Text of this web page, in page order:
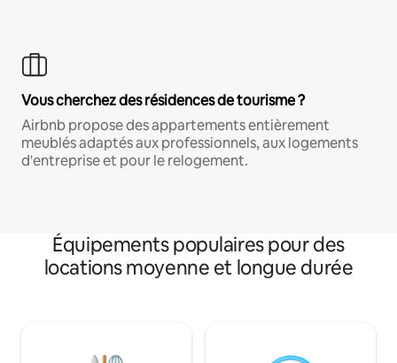
Vous cherchez des résidences de tourisme ?
Airbnb propose des appartements entièrement
meublés adaptés aux professionnels, aux logements
d'entreprise et pour le relogement.
Équipements populaires pour des
locations moyenne et longue durée